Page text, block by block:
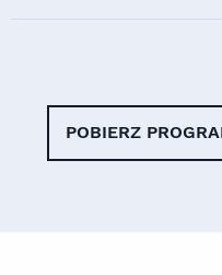
POBIERZ